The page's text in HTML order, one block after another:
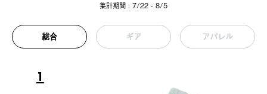
集計期間 : 7/22 - 8/5
総合 ギア アパレル
1